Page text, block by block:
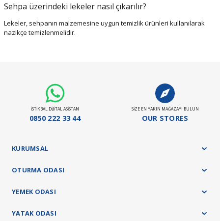
Sehpa üzerindeki lekeler nasıl çıkarılır?
Lekeler, sehpanın malzemesine uygun temizlik ürünleri kullanılarak
nazikçe temizlenmelidir.
İSTİKBAL DİJİTAL ASİSTAN
0850 222 33 44
SİZE EN YAKIN MAĞAZAYI BULUN
OUR STORES
KURUMSAL
OTURMA ODASI
YEMEK ODASI
YATAK ODASI